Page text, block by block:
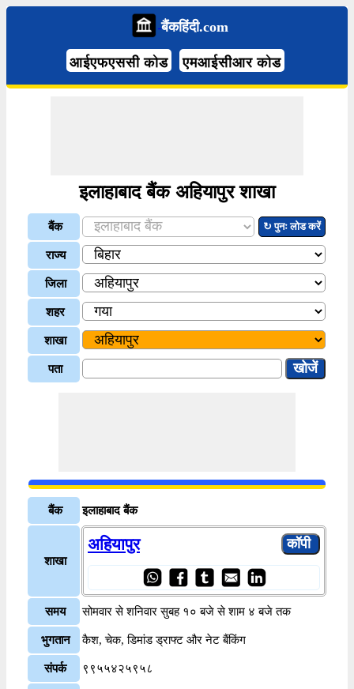
बैंकहिंदी.com
आईएफएससी कोड एमआईसीआर कोड
इलाहाबाद बैंक अहियापुर शाखा
बैंक ↻ पुनः लोड करें
राज्य
जिला
शहर
शाखा
पता
बैंक इलाहाबाद बैंक
शाखा
अहियापुर
समय सोमवार से शनिवार सुबह १० बजे से शाम ४ बजे तक
भुगतान कैश, चेक, डिमांड ड्राफ्ट और नेट बैंकिंग
संपर्क ९९५५४२५९५८